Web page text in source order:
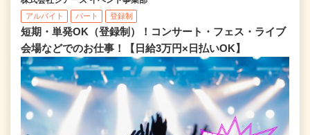
アルバイト パート 登録制
短期・単発OK（登録制）！コンサート・フェス・ライブ
会場などでのお仕事！【日給3万円×日払いOK】